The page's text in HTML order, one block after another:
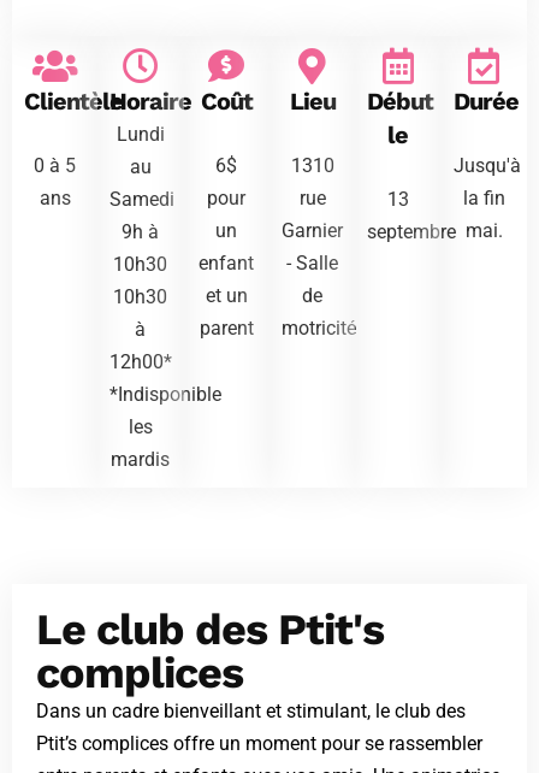
Clientèle
0 à 5
ans
Horaire
Lundi
au
Samedi
9h à
10h30
10h30
à
12h00*
*Indisponible
les
mardis
Coût
6$
pour
un
enfant
et un
parent
Lieu
1310
rue
Garnier
- Salle
de
motricité
Début
le
13
septembre
Durée
Jusqu'à
la fin
mai.
Le club des Ptit's
complices
Dans un cadre bienveillant et stimulant, le club des
Ptit’s complices offre un moment pour se rassembler